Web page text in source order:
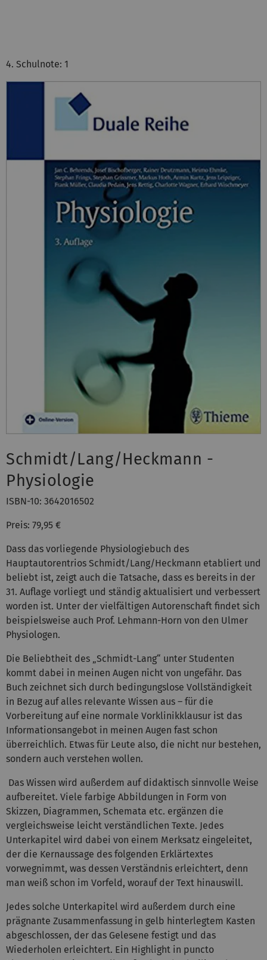
4. Schulnote: 1
Schmidt/Lang/Heckmann -
Physiologie
ISBN-10: 3642016502
Preis: 79,95 €
Dass das vorliegende Physiologiebuch des
Hauptautorentrios Schmidt/Lang/Heckmann etabliert und
beliebt ist, zeigt auch die Tatsache, dass es bereits in der
31. Auflage vorliegt und ständig aktualisiert und verbessert
worden ist. Unter der vielfältigen Autorenschaft findet sich
beispielsweise auch Prof. Lehmann-Horn von den Ulmer
Physiologen.
Die Beliebtheit des „Schmidt-Lang“ unter Studenten
kommt dabei in meinen Augen nicht von ungefähr. Das
Buch zeichnet sich durch bedingungslose Vollständigkeit
in Bezug auf alles relevante Wissen aus – für die
Vorbereitung auf eine normale Vorklinikklausur ist das
Informationsangebot in meinen Augen fast schon
überreichlich. Etwas für Leute also, die nicht nur bestehen,
sondern auch verstehen wollen.
Das Wissen wird außerdem auf didaktisch sinnvolle Weise
aufbereitet. Viele farbige Abbildungen in Form von
Skizzen, Diagrammen, Schemata etc. ergänzen die
vergleichsweise leicht verständlichen Texte. Jedes
Unterkapitel wird dabei von einem Merksatz eingeleitet,
der die Kernaussage des folgenden Erklärtextes
vorwegnimmt, was dessen Verständnis erleichtert, denn
man weiß schon im Vorfeld, worauf der Text hinauswill.
Jedes solche Unterkapitel wird außerdem durch eine
prägnante Zusammenfassung in gelb hinterlegtem Kasten
abgeschlossen, der das Gelesene festigt und das
Wiederholen erleichtert. Ein Highlight in puncto